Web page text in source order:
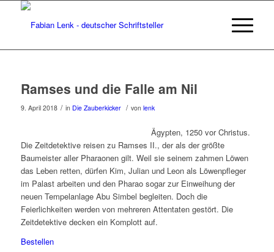
Ramses und die Falle am Nil
9. April 2018 / in Die Zauberkicker / von lenk
Ägypten, 1250 vor Christus.
Die Zeitdetektive reisen zu Ramses II., der als der größte
Baumeister aller Pharaonen gilt. Weil sie seinem zahmen Löwen
das Leben retten, dürfen Kim, Julian und Leon als Löwenpfleger
im Palast arbeiten und den Pharao sogar zur Einweihung der
neuen Tempelanlage Abu Simbel begleiten. Doch die
Feierlichkeiten werden von mehreren Attentaten gestört. Die
Zeitdetektive decken ein Komplott auf.
Bestellen